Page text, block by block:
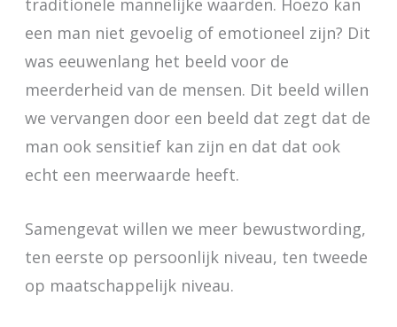
traditionele mannelijke waarden. Hoezo kan
een man niet gevoelig of emotioneel zijn? Dit
was eeuwenlang het beeld voor de
meerderheid van de mensen. Dit beeld willen
we vervangen door een beeld dat zegt dat de
man ook sensitief kan zijn en dat dat ook
echt een meerwaarde heeft.
Samengevat willen we meer bewustwording,
ten eerste op persoonlijk niveau, ten tweede
op maatschappelijk niveau.